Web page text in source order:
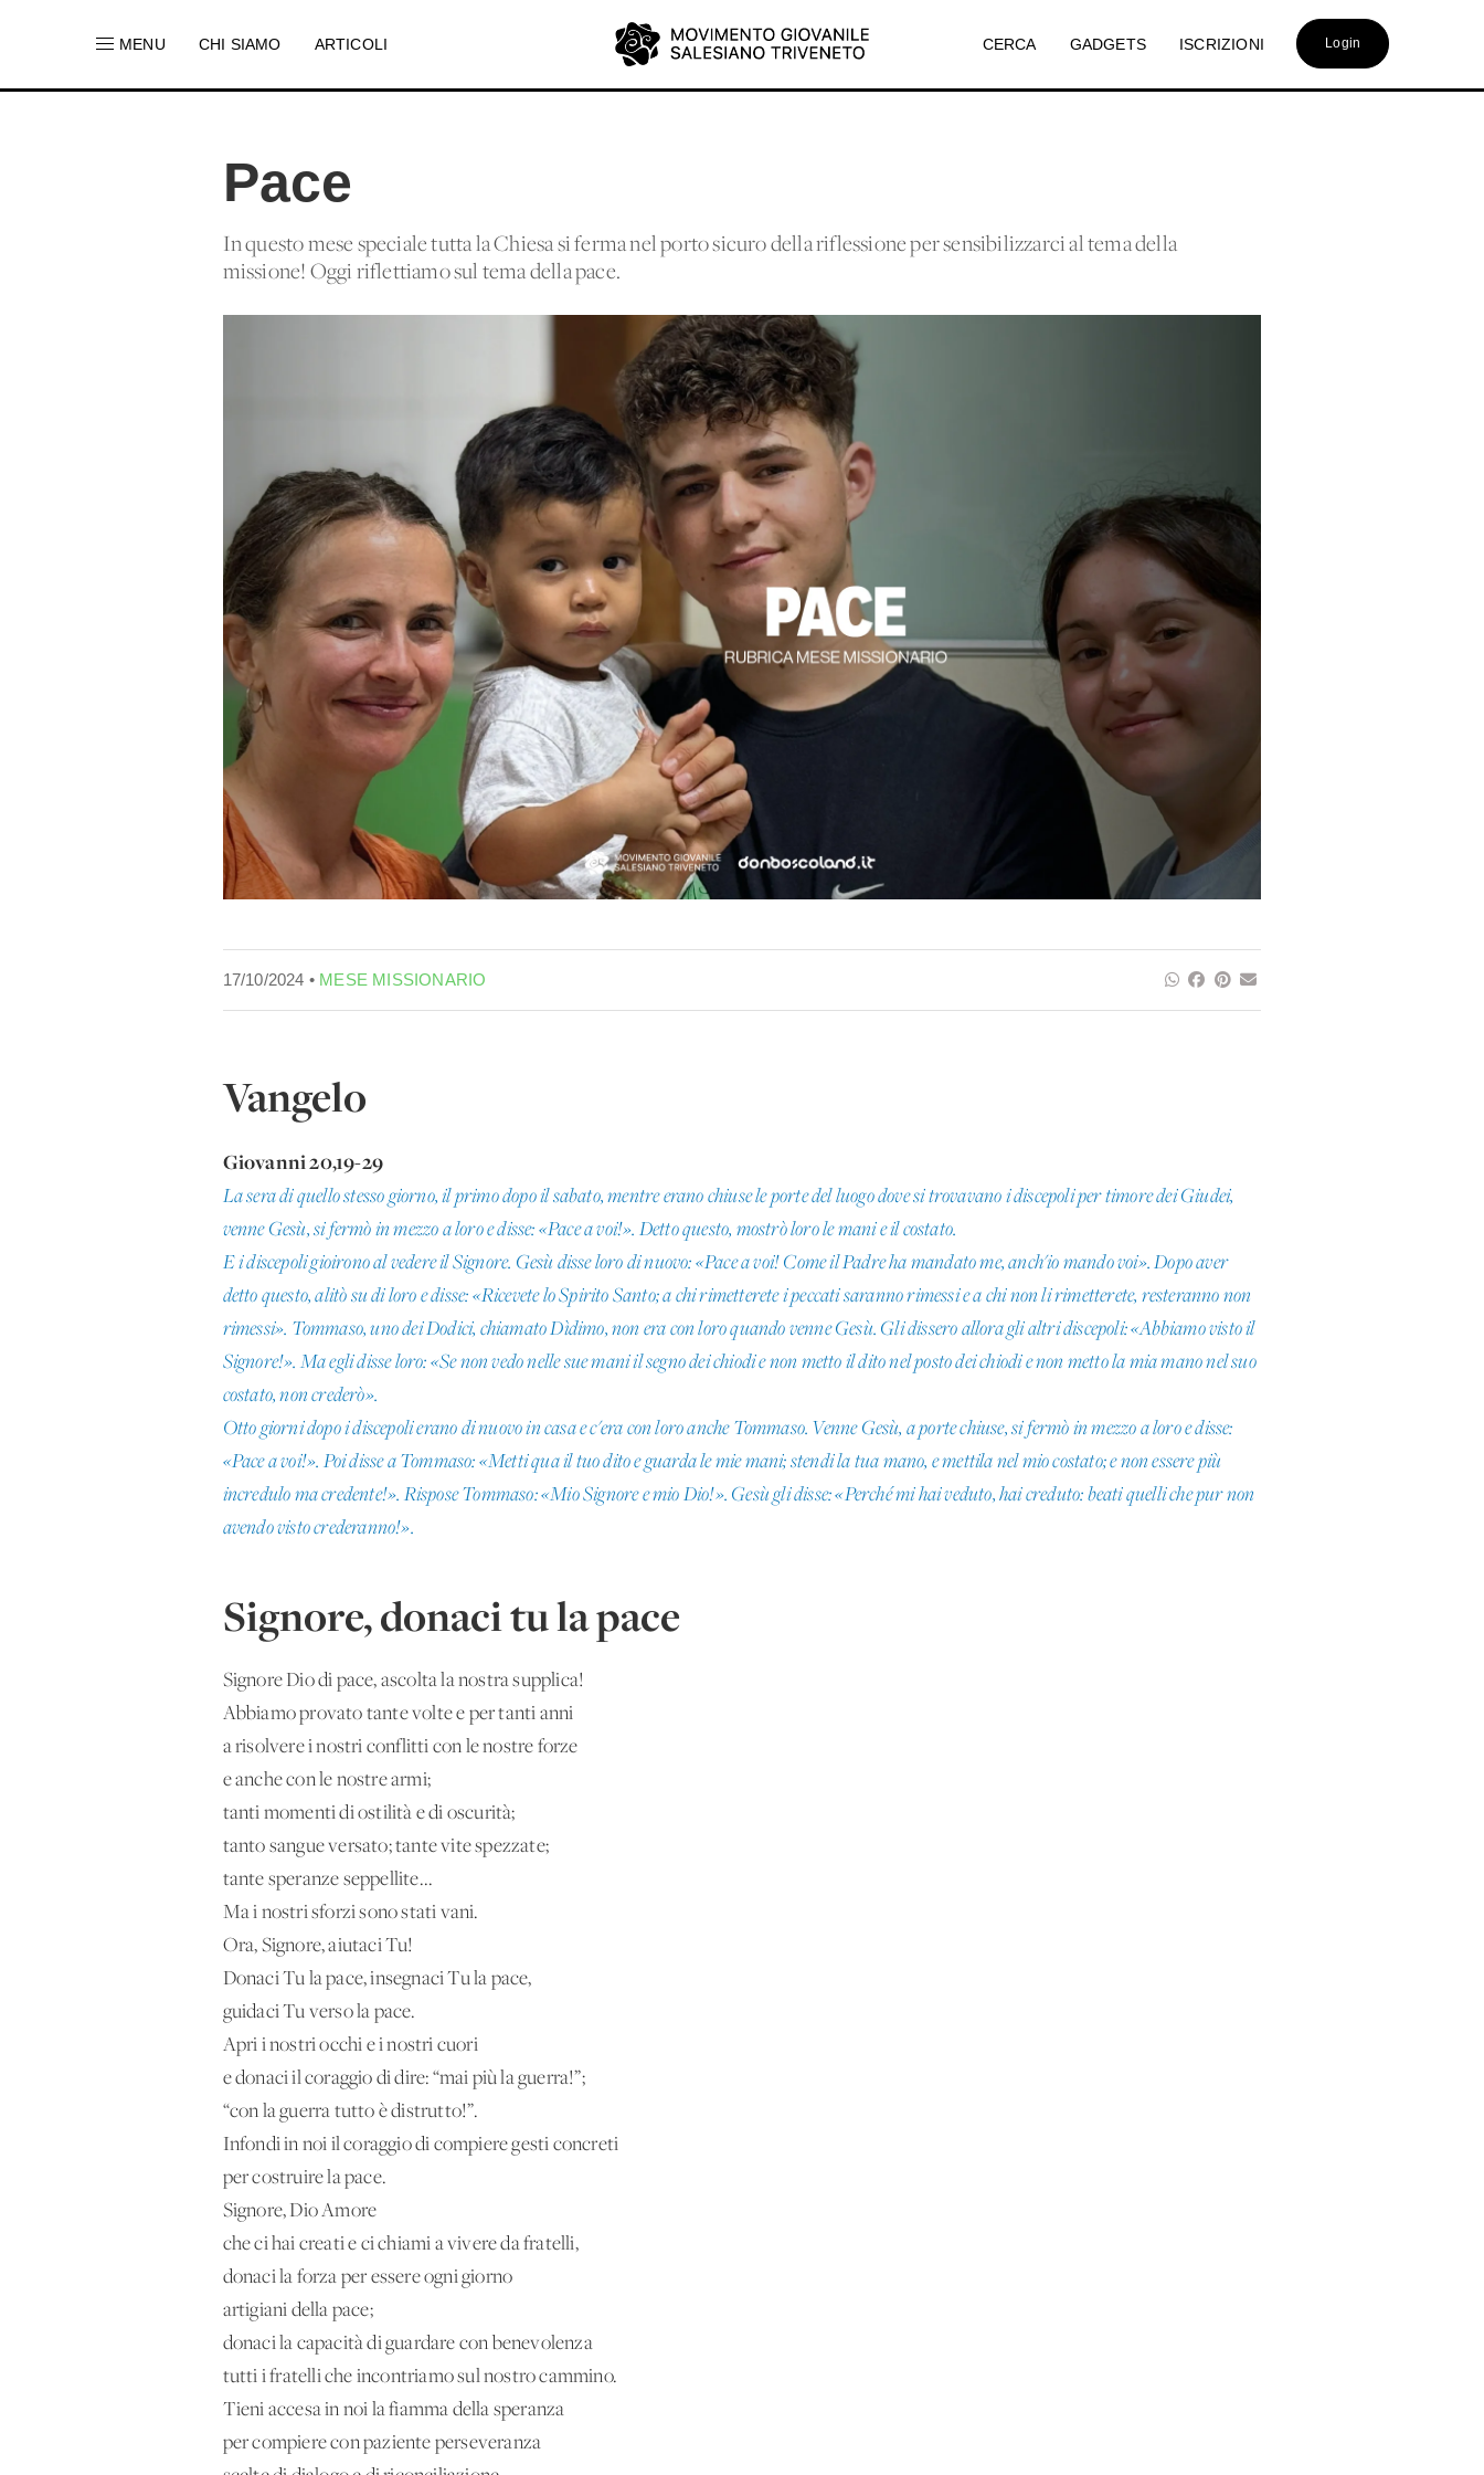
MENU CHI SIAMO ARTICOLI CERCA GADGETS ISCRIZIONI Login
Pace
In questo mese speciale tutta la Chiesa si ferma nel porto sicuro della riflessione per sensibilizzarci al tema della
missione! Oggi riflettiamo sul tema della pace.
17/10/2024 • MESE MISSIONARIO
Vangelo
Giovanni 20,19-29
La sera di quello stesso giorno, il primo dopo il sabato, mentre erano chiuse le porte del luogo dove si trovavano i discepoli per timore dei Giudei,
venne Gesù, si fermò in mezzo a loro e disse: «Pace a voi!». Detto questo, mostrò loro le mani e il costato.
E i discepoli gioirono al vedere il Signore. Gesù disse loro di nuovo: «Pace a voi! Come il Padre ha mandato me, anch'io mando voi». Dopo aver
detto questo, alitò su di loro e disse: «Ricevete lo Spirito Santo; a chi rimetterete i peccati saranno rimessi e a chi non li rimetterete, resteranno non
rimessi». Tommaso, uno dei Dodici, chiamato Dìdimo, non era con loro quando venne Gesù. Gli dissero allora gli altri discepoli: «Abbiamo visto il
Signore!». Ma egli disse loro: «Se non vedo nelle sue mani il segno dei chiodi e non metto il dito nel posto dei chiodi e non metto la mia mano nel suo
costato, non crederò».
Otto giorni dopo i discepoli erano di nuovo in casa e c'era con loro anche Tommaso. Venne Gesù, a porte chiuse, si fermò in mezzo a loro e disse:
«Pace a voi!». Poi disse a Tommaso: «Metti qua il tuo dito e guarda le mie mani; stendi la tua mano, e mettila nel mio costato; e non essere più
incredulo ma credente!». Rispose Tommaso: «Mio Signore e mio Dio!». Gesù gli disse: «Perché mi hai veduto, hai creduto: beati quelli che pur non
avendo visto crederanno!».
Signore, donaci tu la pace
Signore Dio di pace, ascolta la nostra supplica!
Abbiamo provato tante volte e per tanti anni
a risolvere i nostri conflitti con le nostre forze
e anche con le nostre armi;
tanti momenti di ostilità e di oscurità;
tanto sangue versato; tante vite spezzate;
tante speranze seppellite...
Ma i nostri sforzi sono stati vani.
Ora, Signore, aiutaci Tu!
Donaci Tu la pace, insegnaci Tu la pace,
guidaci Tu verso la pace.
Apri i nostri occhi e i nostri cuori
e donaci il coraggio di dire: “mai più la guerra!”;
“con la guerra tutto è distrutto!”.
Infondi in noi il coraggio di compiere gesti concreti
per costruire la pace.
Signore, Dio Amore
che ci hai creati e ci chiami a vivere da fratelli,
donaci la forza per essere ogni giorno
artigiani della pace;
donaci la capacità di guardare con benevolenza
tutti i fratelli che incontriamo sul nostro cammino.
Tieni accesa in noi la fiamma della speranza
per compiere con paziente perseveranza